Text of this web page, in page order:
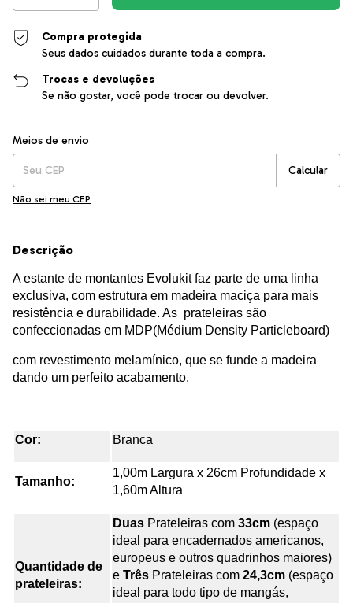
Compra protegida
Seus dados cuidados durante toda a compra.
Trocas e devoluções
Se não gostar, você pode trocar ou devolver.
Entregas para o CEP:
Meios de envio
Calcular
Não sei meu CEP
Descrição
A estante de montantes Evolukit faz parte de uma linha
exclusiva, com estrutura em madeira maciça para mais
resistência e durabilidade. As prateleiras são
confeccionadas em MDP(Médium Density Particleboard)
com revestimento melamínico, que se funde a madeira
dando um perfeito acabamento.
Cor: Branca
Tamanho:
1,00m Largura x 26cm Profundidade x
1,60m Altura
Quantidade de
prateleiras:
Duas Prateleiras com 33cm (espaço
ideal para encadernados americanos,
europeus e outros quadrinhos maiores)
e Três Prateleiras com 24,3cm (espaço
ideal para todo tipo de mangás,